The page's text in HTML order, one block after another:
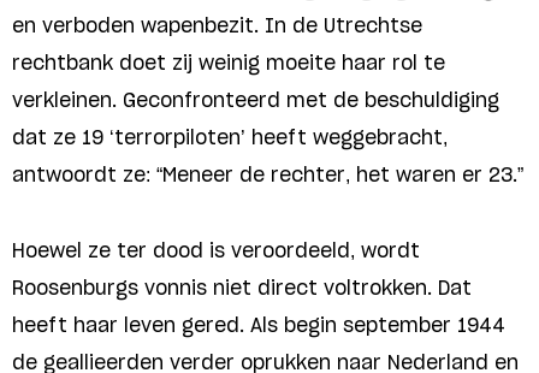
en verboden wapenbezit. In de Utrechtse
rechtbank doet zij weinig moeite haar rol te
verkleinen. Geconfronteerd met de beschuldiging
dat ze 19 ‘terrorpiloten’ heeft weggebracht,
antwoordt ze: “Meneer de rechter, het waren er 23.”
Hoewel ze ter dood is veroordeeld, wordt
Roosenburgs vonnis niet direct voltrokken. Dat
heeft haar leven gered. Als begin september 1944
de geallieerden verder oprukken naar Nederland en